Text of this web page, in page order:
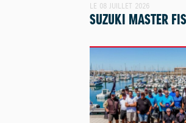
LE 08 JUILLET 2026
SUZUKI MASTER